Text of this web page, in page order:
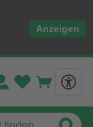
Anzeigen